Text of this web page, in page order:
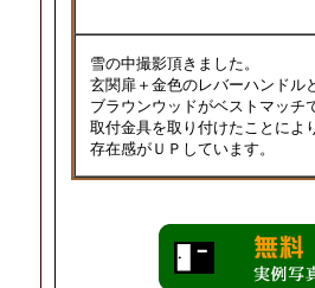
雪の中撮影頂きました。
玄関扉＋金色のレバーハンドル
ブラウンウッドがベストマッチ
取付金具を取り付けたことによ
存在感がＵＰしています。